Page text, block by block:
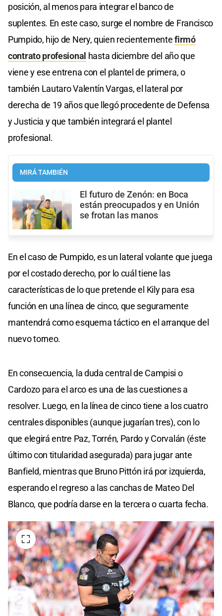
posición, al menos para integrar el banco de
suplentes. En este caso, surge el nombre de Francisco
Pumpido, hijo de Nery, quien recientementefirmó
contrato profesional hasta diciembre del año que
viene y ese entrena con el plantel de primera, o
también Lautaro Valentín Vargas, el lateral por
derecha de 19 años que llegó procedente de Defensa
y Justicia y que también integrará el plantel
profesional.
MIRÁ TAMBIÉN
El futuro de Zenón: en Boca
están preocupados y en Unión
se frotan las manos
En el caso de Pumpido, es un lateral volante que juega
por el costado derecho, por lo cuál tiene las
características de lo que pretende el Kily para esa
función en una línea de cinco, que seguramente
mantendrá como esquema táctico en el arranque del
nuevo torneo.
En consecuencia, la duda central de Campisi o
Cardozo para el arco es una de las cuestiones a
resolver. Luego, en la línea de cinco tiene a los cuatro
centrales disponibles (aunque jugarían tres), con lo
que elegirá entre Paz, Torrén, Pardo y Corvalán (éste
último con titularidad asegurada) para jugar ante
Banfield, mientras que Bruno Pittón irá por izquierda,
esperando el regreso a las canchas de Mateo Del
Blanco, que podría darse en la tercera o cuarta fecha.